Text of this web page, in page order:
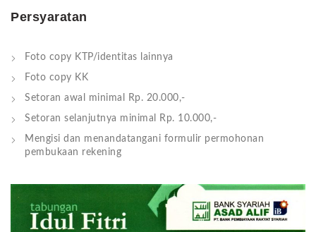
Persyaratan
Foto copy KTP/identitas lainnya
Foto copy KK
Setoran awal minimal Rp. 20.000,-
Setoran selanjutnya minimal Rp. 10.000,-
Mengisi dan menandatangani formulir permohonan
pembukaan rekening